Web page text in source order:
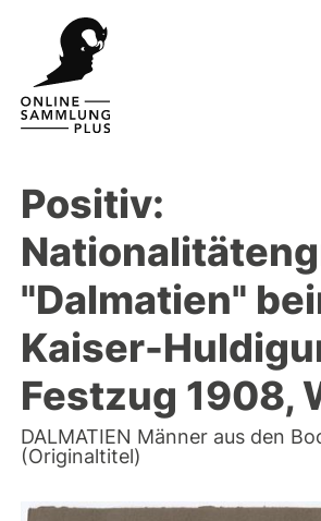
Positiv:
"Dalmatien"
Kaiser-
Festzug 1908,
DALMATIEN Männer aus den
(Originaltitel)